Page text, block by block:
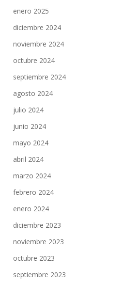
enero 2025
diciembre 2024
noviembre 2024
octubre 2024
septiembre 2024
agosto 2024
julio 2024
junio 2024
mayo 2024
abril 2024
marzo 2024
febrero 2024
enero 2024
diciembre 2023
noviembre 2023
octubre 2023
septiembre 2023